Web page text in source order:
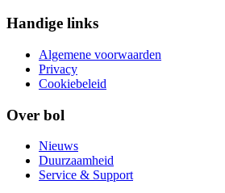
Handige links
Algemene voorwaarden
Privacy
Cookiebeleid
Over bol
Nieuws
Duurzaamheid
Service & Support